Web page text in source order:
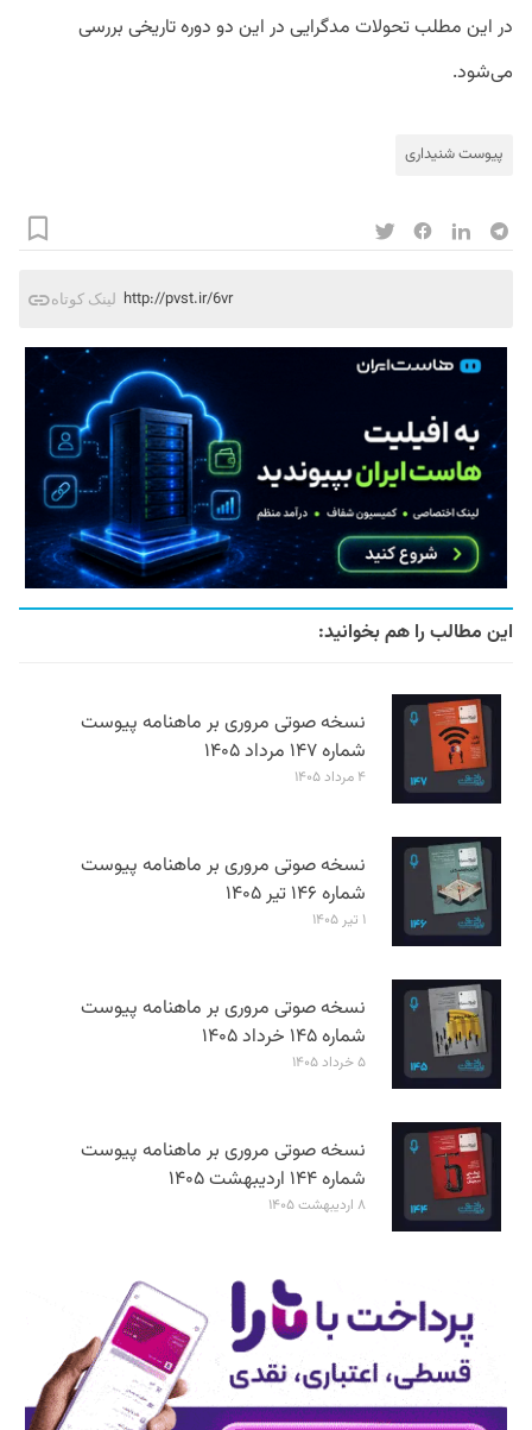
در این مطلب تحولات مدگرایی در این دو دوره تاریخی بررسی
می‌شود.
پیوست شنیداری
لینک کوتاه http://pvst.ir/6vr
این مطالب را هم بخوانید:
نسخه صوتی مروری بر ماهنامه پیوست
شماره ۱۴۷ مرداد ۱۴۰۵
۴ مرداد ۱۴۰۵
نسخه صوتی مروری بر ماهنامه پیوست
شماره ۱۴۶ تیر ۱۴۰۵
۱ تیر ۱۴۰۵
نسخه صوتی مروری بر ماهنامه پیوست
شماره ۱۴۵ خرداد ۱۴۰۵
۵ خرداد ۱۴۰۵
نسخه صوتی مروری بر ماهنامه پیوست
شماره ۱۴۴ اردیبهشت ۱۴۰۵
۸ اردیبهشت ۱۴۰۵